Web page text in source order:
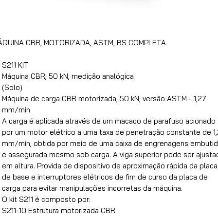
CBR, MOTORIZADA, ASTM, BS COMPLETA
S211 KIT
Máquina CBR, 50 kN, medição analógica
(Solo)
Máquina de carga CBR motorizada, 50 kN, versão ASTM - 1,27
mm/min
A carga é aplicada através de um macaco de parafuso acionado
por um motor elétrico a uma taxa de penetração constante de
mm/min, obtida por meio de uma caixa de engrenagens
e assegurada mesmo sob carga. A viga superior pode ser
em altura. Provida de dispositivo de aproximação rápida da placa
de base e interruptores elétricos de fim de curso da placa de
carga para evitar manipulações incorretas da máquina.
O kit S211 é composto por:
S211-10 Estrutura motorizada CBR